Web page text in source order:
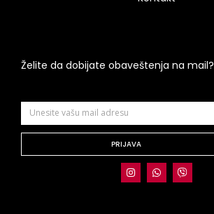
Želite da dobijate obaveštenja na mail?
PRIJAVA